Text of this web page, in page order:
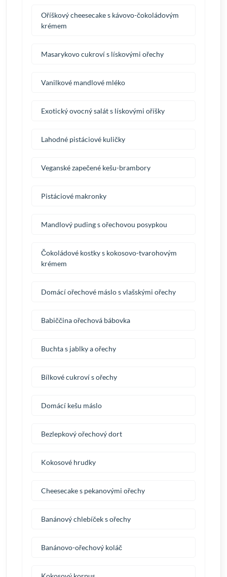
Oříškový cheesecake s kávovo-čokoládovým
krémem
Masarykovo cukroví s lískovými ořechy
Vanilkové mandlové mléko
Exotický ovocný salát s lískovými oříšky
Lahodné pistáciové kuličky
Veganské zapečené kešu-brambory
Pistáciové makronky
Mandlový puding s ořechovou posypkou
Čokoládové kostky s kokosovo-tvarohovým
krémem
Domácí ořechové máslo s vlašskými ořechy
Babiččina ořechová bábovka
Buchta s jablky a ořechy
Bílkové cukroví s ořechy
Domácí kešu máslo
Bezlepkový ořechový dort
Kokosové hrudky
Cheesecake s pekanovými ořechy
Banánový chlebíček s ořechy
Banánovo-ořechový koláč